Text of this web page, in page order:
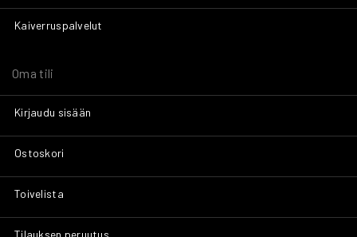
Kaiverruspalvelut
Oma tili
Kirjaudu sisään
Ostoskori
Toivelista
Tilauksen peruutus